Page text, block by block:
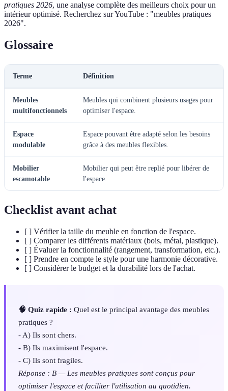
pratiques 2026, une analyse complète des meilleurs choix pour un
intérieur optimisé. Recherchez sur YouTube : "meubles pratiques
2026".
Glossaire
Terme Définition
Meubles
multifonctionnels
Meubles qui combinent plusieurs usages pour
optimiser l'espace.
Espace
modulable
Espace pouvant être adapté selon les besoins
grâce à des meubles flexibles.
Mobilier
escamotable
Mobilier qui peut être replié pour libérer de
l'espace.
Checklist avant achat
[ ] Vérifier la taille du meuble en fonction de l'espace.
[ ] Comparer les différents matériaux (bois, métal, plastique).
[ ] Évaluer la fonctionnalité (rangement, transformation, etc.).
[ ] Prendre en compte le style pour une harmonie décorative.
[ ] Considérer le budget et la durabilité lors de l'achat.
🧠 Quiz rapide : Quel est le principal avantage des meubles
pratiques ?
- A) Ils sont chers.
- B) Ils maximisent l'espace.
- C) Ils sont fragiles.
Réponse : B — Les meubles pratiques sont conçus pour
optimiser l'espace et faciliter l'utilisation au quotidien.